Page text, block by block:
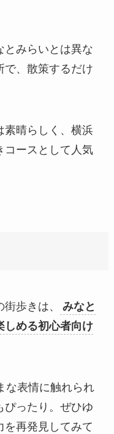
とみらいとは異な
で、散策するだけ
素晴らしく、横浜
コースとして人気
歩きは、
みなと
しめる初心者向け
な表情に触れられ
ぴったり。ぜひゆ
を再発見してみて